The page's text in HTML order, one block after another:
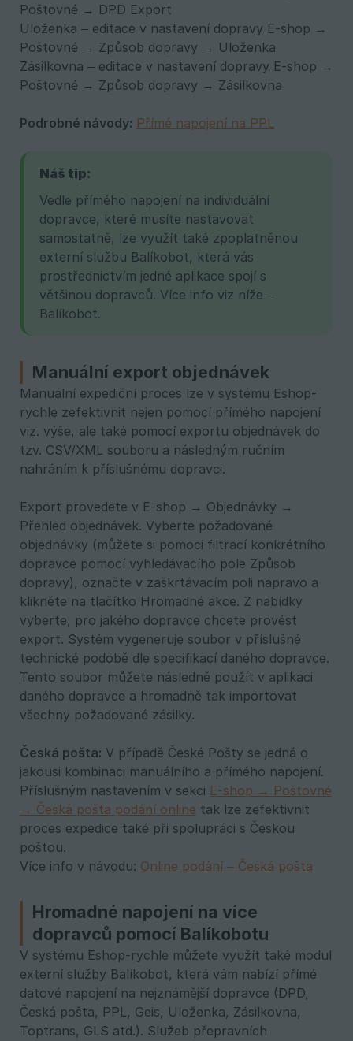
Poštovné → DPD Export
Uloženka – editace v nastavení dopravy E-shop →
Poštovné → Způsob dopravy → Uloženka
Zásilkovna – editace v nastavení dopravy E-shop →
Poštovné → Způsob dopravy → Zásilkovna
Podrobné návody: Přímé napojení na PPL
Náš tip:
Vedle přímého napojení na individuální
dopravce, které musíte nastavovat
samostatně, lze využít také zpoplatněnou
externí službu Balíkobot, která vás
prostřednictvím jedné aplikace spojí s
většinou dopravců. Více info viz níže –
Balíkobot.
Manuální export objednávek
Manuální expediční proces lze v systému Eshop-
rychle zefektivnit nejen pomocí přímého napojení
viz. výše, ale také pomocí exportu objednávek do
tzv. CSV/XML souboru a následným ručním
nahráním k příslušnému dopravci.
Export provedete v E-shop → Objednávky →
Přehled objednávek. Vyberte požadované
objednávky (můžete si pomoci filtrací konkrétního
dopravce pomocí vyhledávacího pole Způsob
dopravy), označte v zaškrtávacím poli napravo a
klikněte na tlačítko Hromadné akce. Z nabídky
vyberte, pro jakého dopravce chcete provést
export. Systém vygeneruje soubor v příslušné
technické podobě dle specifikací daného dopravce.
Tento soubor můžete následně použít v aplikaci
daného dopravce a hromadně tak importovat
všechny požadované zásilky.
Česká pošta: V případě České Pošty se jedná o
jakousi kombinaci manuálního a přímého napojení.
Příslušným nastavením v sekci E-shop → Poštovné
→ Česká pošta podání online tak lze zefektivnit
proces expedice také při spolupráci s Českou
poštou.
Více info v návodu: Online podání – Česká pošta
Hromadné napojení na více
dopravců pomocí Balíkobotu
V systému Eshop-rychle můžete využít také modul
externí služby Balíkobot, která vám nabízí přímé
datové napojení na nejznámější dopravce (DPD,
Česká pošta, PPL, Geis, Uloženka, Zásilkovna,
Toptrans, GLS atd.). Služeb přepravních